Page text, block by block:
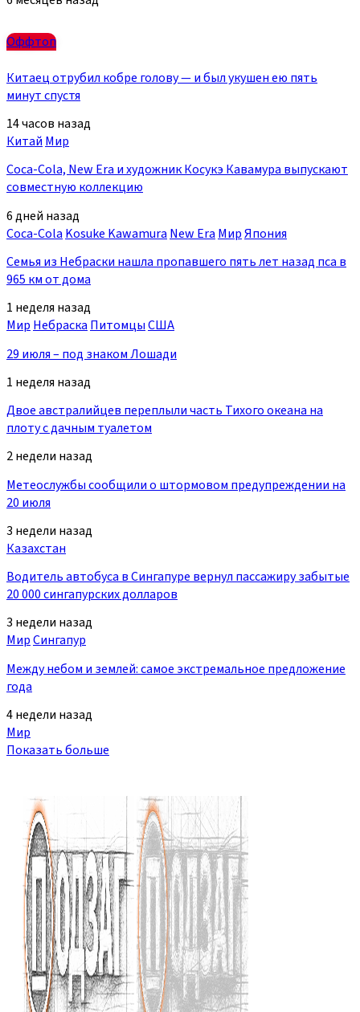
Оффтоп
Китаец отрубил кобре голову — и был укушен ею пять
минут спустя
14 часов назад
Китай Мир
Coca-Cola, New Era и художник Косукэ Кавамура выпускают
совместную коллекцию
6 дней назад
Coca-Cola Kosuke Kawamura New Era МирЯпония
Семья из Небраски нашла пропавшего пять лет назад пса в
965 км от дома
1 неделя назад
Мир Небраска ПитомцыСША
29 июля – под знаком Лошади
1 неделя назад
Двое австралийцев переплыли часть Тихого океана на
плоту с дачным туалетом
2 недели назад
Метеослужбы сообщили о штормовом предупреждении на
20 июля
3 недели назад
Казахстан
Водитель автобуса в Сингапуре вернул пассажиру забытые
20 000 сингапурских долларов
3 недели назад
МирСингапур
Между небом и землей: самое экстремальное предложение
года
4 недели назад
Мир
Показать больше